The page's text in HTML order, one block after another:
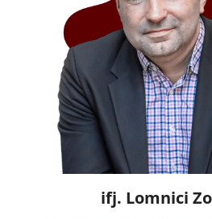
ifj. Lomnici